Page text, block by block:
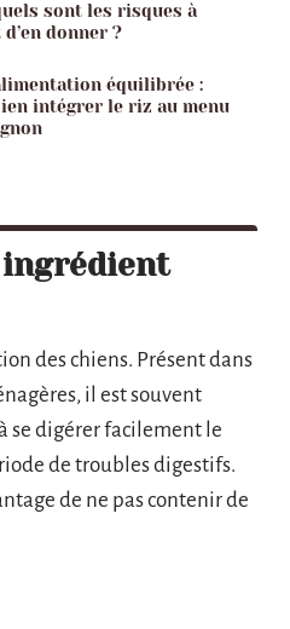
sont les risques à
donner ?
équilibrée :
intégrer le riz au menu
ingrédient
des chiens. Présent dans
il est souvent
se digérer facilement le
de troubles digestifs.
de ne pas contenir de